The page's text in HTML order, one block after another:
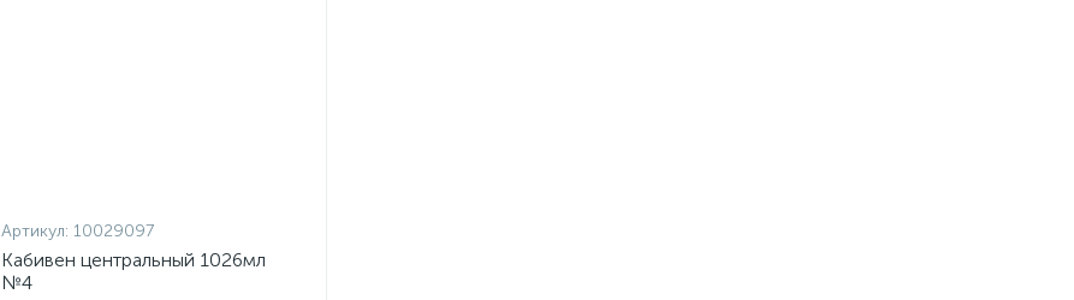
Артикул: 10029097
Кабивен центральный 1026мл
№4